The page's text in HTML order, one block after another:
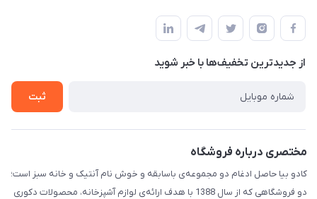
تماس با ما
قوانین و مقررات
حریم خصوصی
راهنما
از جدید‌ترین تخفیف‌ها با‌ خبر شوید
ثبت
مختصری درباره فروشگاه
کادو بیا حاصل ادغام دو مجموعه‌ی باسابقه و خوش‌ نام آنتیک و خانه سبز است؛
دو فروشگاهی که از سال 1388 با هدف ارائه‌ی لوازم آشپزخانه، محصولات دکوری